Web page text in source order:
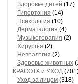
Здоровье детей (17)
Гипертония (14)
Психология (10)
Дерматалогия (4)
Музыкотерапия (2)
Хирургия (2)
Невралогия (2)
Здоровье животных
КРАСОТА и УХОД (701)
Уход за лицом (318)